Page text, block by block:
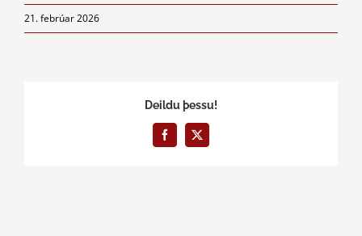
21. febrúar 2026
Deildu þessu!
Facebook
X